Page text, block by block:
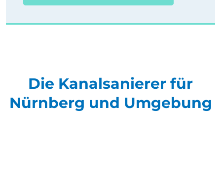
Die Kanalsanierer für
Nürnberg und Umgebung